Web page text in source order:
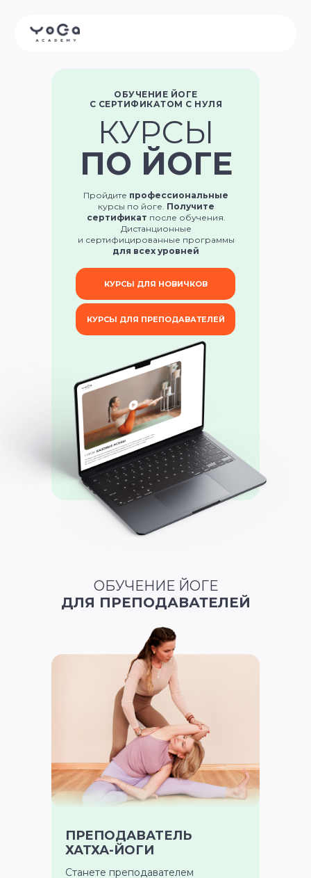
Пройдите профессиональные
курсы по йоге. Получите
сертификат после обучения.
Дистанционные
и сертифицированные программы
для всех уровней
КУРСЫ
ПО ЙОГЕ
КУРСЫ ДЛЯ ПРЕПОДАВАТЕЛЕЙ
ОБУЧЕНИЕ ЙОГЕ
С СЕРТИФИКАТОМ С НУЛЯ
КУРСЫ ДЛЯ НОВИЧКОВ
ОБУЧЕНИЕ ЙОГЕ
ДЛЯ ПРЕПОДАВАТЕЛЕЙ
ПРЕПОДАВАТЕЛЬ
ХАТХА-ЙОГИ
Станете преподавателем